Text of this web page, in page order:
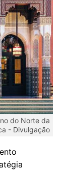
do Norte da
- Divulgação